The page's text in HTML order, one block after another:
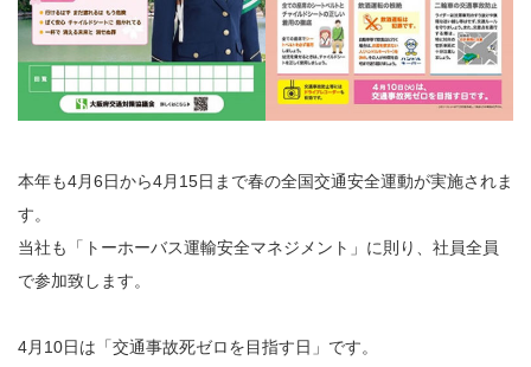
本年も4月6日から4月15日まで春の全国交通安全運動が実施されま
す。
当社も「トーホーバス運輸安全マネジメント」に則り、社員全員
で参加致します。
4月10日は「交通事故死ゼロを目指す日」です。